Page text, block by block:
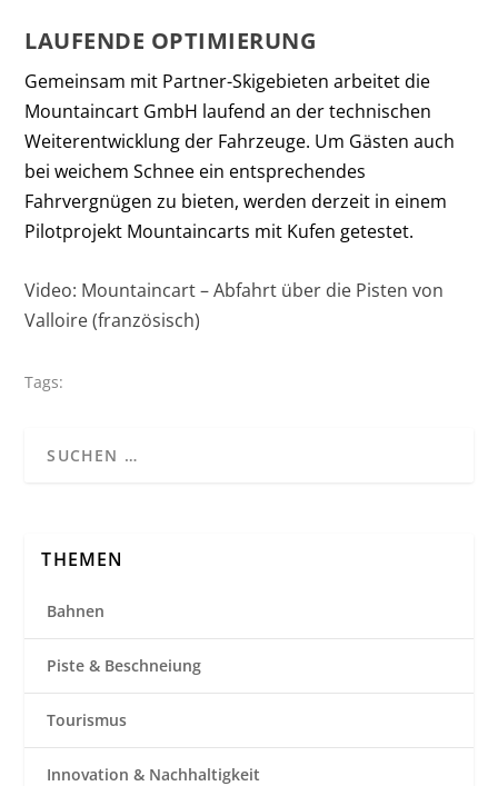
LAUFENDE OPTIMIERUNG
Gemeinsam mit Partner-Skigebieten arbeitet die
Mountaincart GmbH laufend an der technischen
Weiterentwicklung der Fahrzeuge. Um Gästen auch
bei weichem Schnee ein entsprechendes
Fahrvergnügen zu bieten, werden derzeit in einem
Pilotprojekt Mountaincarts mit Kufen getestet.
Video: Mountaincart – Abfahrt über die Pisten von
Valloire (französisch)
Tags:
THEMEN
Bahnen
Piste & Beschneiung
Tourismus
Innovation & Nachhaltigkeit